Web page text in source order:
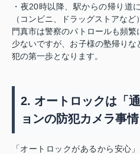
・夜20時以降、駅からの帰り道
（コンビニ、ドラッグストアなど）
門真市は警察のパトロールも頻
少ないですが、お子様の塾帰り
犯の第一歩となります。
2. オートロックは「
ョンの防犯カメラ事情
「オートロックがあるから安心